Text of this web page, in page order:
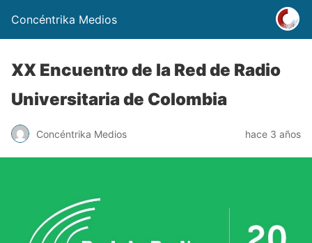
Concéntrika Medios
XX Encuentro de la Red de Radio
Universitaria de Colombia
Concéntrika Medios hace 3 años